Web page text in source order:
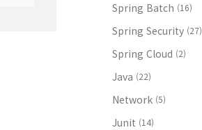
Spring Batch (16)
Spring Security (27)
Spring Cloud (2)
Java (22)
Network (5)
Junit (14)